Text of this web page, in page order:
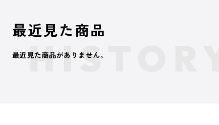
最近見た商品
最近見た商品がありません。